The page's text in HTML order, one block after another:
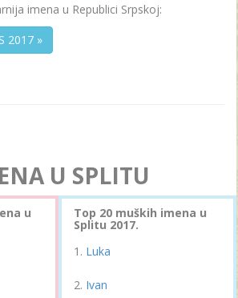
imena u Republici Srpskoj:
2017 »
U SPLITU
u Top 20 muških imena u
Splitu 2017.
Luka
Ivan